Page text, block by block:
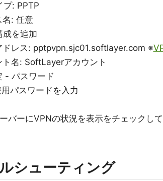
プ: PPTP
名: 任意
を追加
ドレス: pptpvpn.sjc01.softlayer.com ※
ト名: SoftLayerアカウント
- パスワード
パスワードを入力
バーにVPNの状況を表示をチェックし
シューティング